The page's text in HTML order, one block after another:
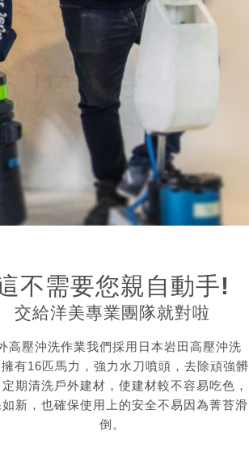
不需要您親自動手!
交給洋美專業團隊就對啦
高壓沖洗作業我們採用日本岩田高壓沖洗
有16匹馬力，強力水刀噴頭，去除頑強髒
期清洗戶外建材，使建材較不容易吃色，
新，也確保使用上的安全不易因為菁苔滑
倒。